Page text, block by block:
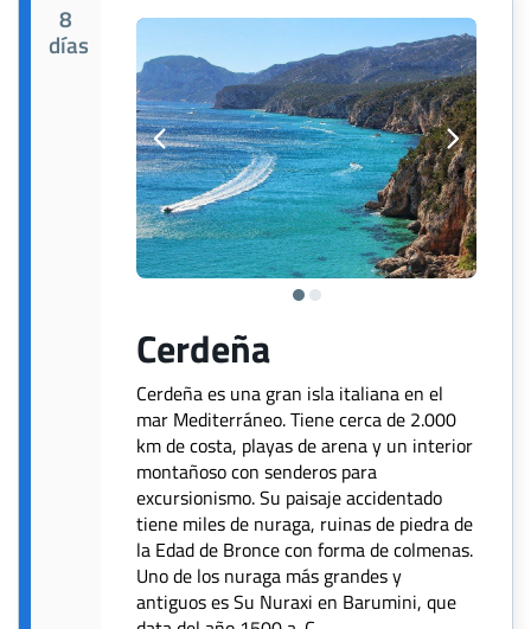
8
días
Cerdeña
Cerdeña es una gran isla italiana en el
mar Mediterráneo. Tiene cerca de 2.000
km de costa, playas de arena y un interior
montañoso con senderos para
excursionismo. Su paisaje accidentado
tiene miles de nuraga, ruinas de piedra de
la Edad de Bronce con forma de colmenas.
Uno de los nuraga más grandes y
antiguos es Su Nuraxi en Barumini, que